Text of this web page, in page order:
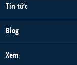
Tin tức
Blog
Xem